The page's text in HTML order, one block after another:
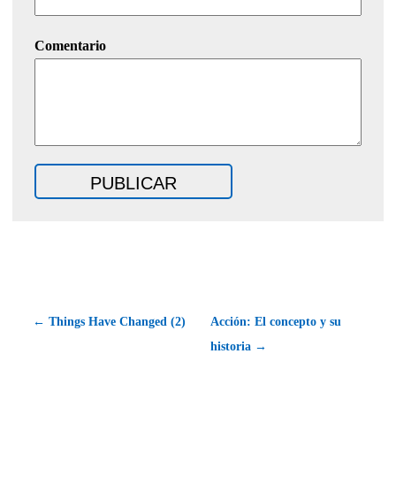
Comentario
← Things Have Changed (2)
Acción: El concepto y su
historia →